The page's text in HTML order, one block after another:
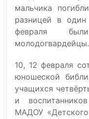
мальчика
разницей в
февраля
молодогвардейцы.
10, 12 февраля
юношеской
учащихся
и
МАДОУ